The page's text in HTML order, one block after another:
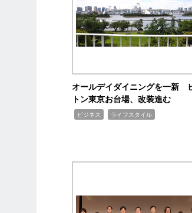
オールデイダイニングを一新
トン東京お台場、改装進む
ビジネス ライフスタイル